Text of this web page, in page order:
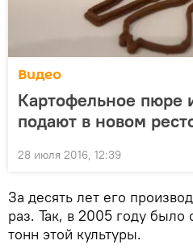
Видео
Картофельное пюре
подают в новом
28 июля 2016, 12:39
За десять лет его
раз. Так, в 2005 году было
тонн этой культуры.